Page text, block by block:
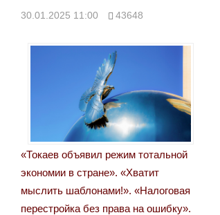
30.01.2025 11:00 43648
«Токаев объявил режим тотальной
экономии в стране». «Хватит
мыслить шаблонами!». «Налоговая
перестройка без права на ошибку».